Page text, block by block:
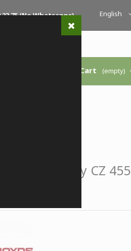
English
23 75 (no Whatsapps)
Cart (empty)
Culata Agility CZ 455